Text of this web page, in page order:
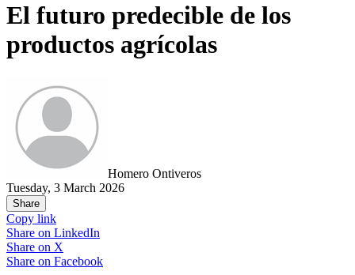
El futuro predecible de los
productos agrícolas
Homero Ontiveros
Tuesday, 3 March 2026
Share
Copy link
Share on LinkedIn
Share on X
Share on Facebook